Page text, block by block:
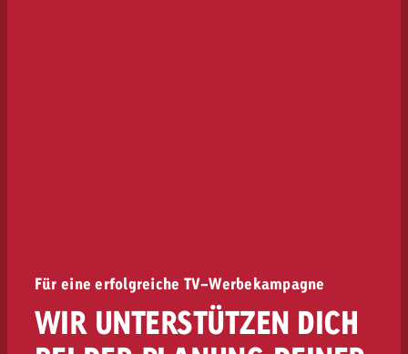
Für eine erfolgreiche TV-Werbekampagne
WIR UNTERSTÜTZEN DICH